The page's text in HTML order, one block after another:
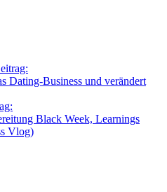
Dating-Business und verändert
Black Week, Learnings
Vlog)